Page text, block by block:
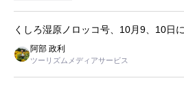
くしろ湿原ノロッコ号、10月9、10日
阿部 政利
ツーリズムメディアサービス